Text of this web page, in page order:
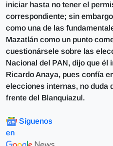
iniciar hasta no tener el
correspondiente; sin
como una de las
Mazatlán como un punto
cuestionársele sobre las
Nacional del PAN, dijo que él
Ricardo Anaya, pues confía
elecciones internas, no duda
frente del Blanquiazul.
Síguenos
en